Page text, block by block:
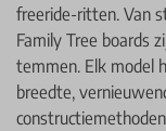
freeride-ritten. Van
Family Tree boards
temmen. Elk model
breedte,